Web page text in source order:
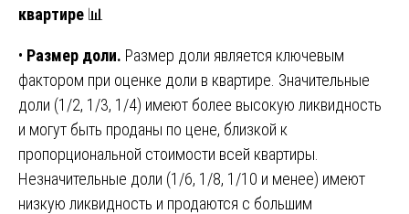
квартире 📊
• Размер доли. Размер доли является ключевым
фактором при оценке доли в квартире. Значительные
доли (1/2, 1/3, 1/4) имеют более высокую ликвидность
и могут быть проданы по цене, близкой к
пропорциональной стоимости всей квартиры.
Незначительные доли (1/6, 1/8, 1/10 и менее) имеют
низкую ликвидность и продаются с большим